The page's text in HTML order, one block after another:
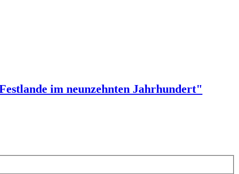
im neunzehnten Jahrhundert"